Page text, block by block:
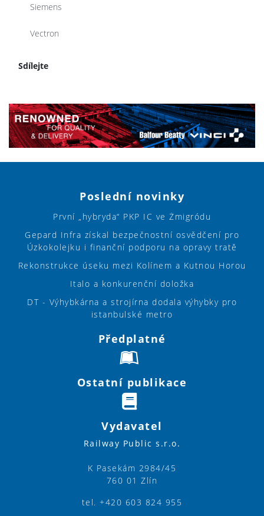
Siemens
Vectron
Sdílejte
Poslední novinky
První „hybryda“ PKP IC ve Żmigródu
Gepard Infra získal bezpečnostní osvědčení pro
Úzkokolejku i finanční podporu na opravy tratě
Rekonstrukce úseku mezi Kolínem a Kutnou Horou
Italo a konkurenční doložka
DT - Výhybkárna a strojírna dodala výhybky pro
istanbulské metro
Předplatné
Ostatní publikace
Vydavatel
Railway Public s.r.o.
K Pasekám 2984/45
760 01 Zlín
tel. +420 603 824 955